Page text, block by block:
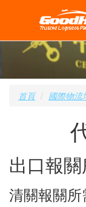
首頁 國際物流
出口報
清關報關